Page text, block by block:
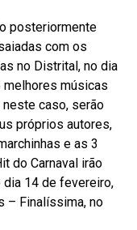
posteriormente
com os
no Distrital, no dia
melhores músicas
neste caso, serão
próprios autores,
e as 3
do Carnaval irão
dia 14 de fevereiro,
– Finalíssima, no